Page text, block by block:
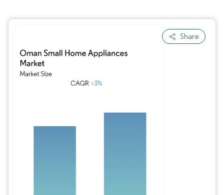
Share